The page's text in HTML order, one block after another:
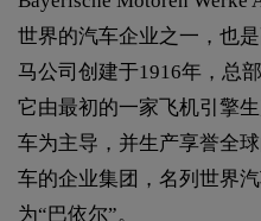
世界的汽车企业之一，也
马公司创建于1916年，总
它由最初的一家飞机引擎
车为主导，并生产享誉全
车的企业集团，名列世界
为“巴依尔”。